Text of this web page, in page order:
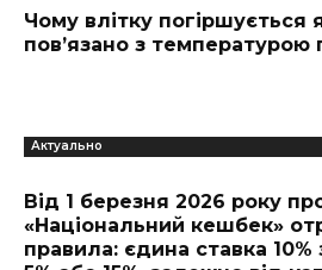
Чому влітку погіршується
пов’язано з температурою
Актуально
Від 1 березня 2026 року
«Національний кешбек»
правила: єдина ставка 10%